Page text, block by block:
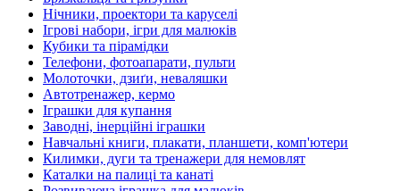
Нічники, проектори та каруселі
Ігрові набори, ігри для малюків
Кубики та пірамідки
Телефони, фотоапарати, пульти
Молоточки, дзиґи, неваляшки
Автотренажер, кермо
Іграшки для купання
Заводні, інерційні іграшки
Навчальні книги, плакати, планшети, комп'ютери
Килимки, дуги та тренажери для немовлят
Каталки на палиці та канаті